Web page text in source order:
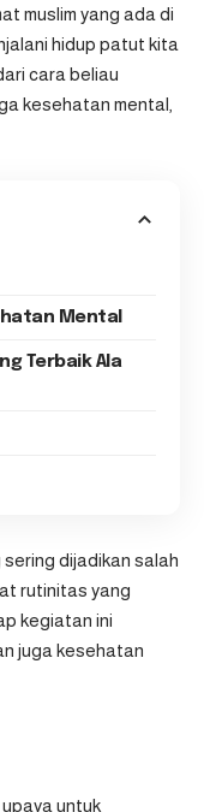
muslim yang ada di
hidup patut kita
cara beliau
kesehatan mental,
Mental
Terbaik Ala
sering dijadikan salah
rutinitas yang
kegiatan ini
juga kesehatan
untuk